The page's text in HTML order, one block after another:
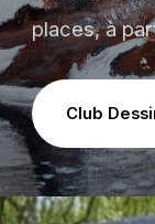
places, à
Club